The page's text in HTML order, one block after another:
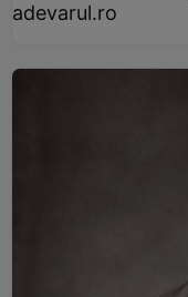
adevarul.ro